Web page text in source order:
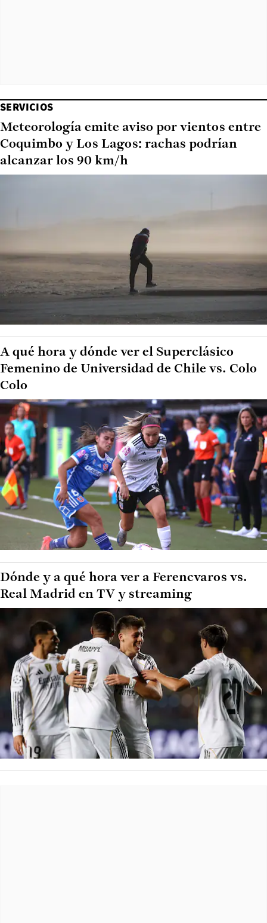
SERVICIOS
Meteorología emite aviso por vientos entre
Coquimbo y Los Lagos: rachas podrían
alcanzar los 90 km/h
A qué hora y dónde ver el Superclásico
Femenino de Universidad de Chile vs. Colo
Colo
Dónde y a qué hora ver a Ferencvaros vs.
Real Madrid en TV y streaming